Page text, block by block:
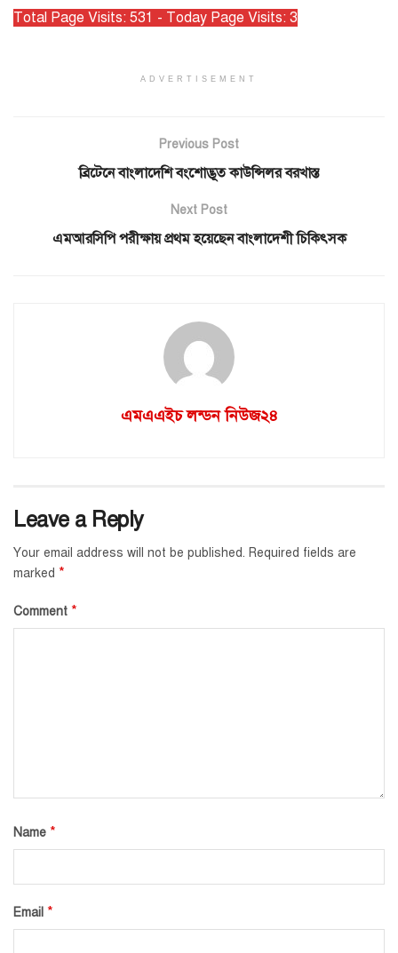
Total Page Visits: 531 - Today Page Visits: 3
ADVERTISEMENT
Previous Post
ব্রিটেনে বাংলাদেশি বংশোদ্ভূত কাউন্সিলর বরখাস্ত
Next Post
এমআরসিপি পরীক্ষায় প্রথম হয়েছেন বাংলাদেশী চিকিৎসক
এমএএইচ লন্ডন নিউজ২৪
Leave a Reply
Your email address will not be published. Required fields are
marked *
Comment *
Name *
Email *